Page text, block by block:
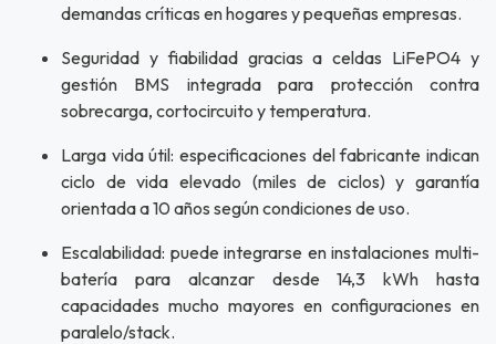
demandas críticas en hogares y pequeñas empresas.
Seguridad y fiabilidad gracias a celdas LiFePO4 y
gestión BMS integrada para protección contra
sobrecarga, cortocircuito y temperatura.
Larga vida útil: especificaciones del fabricante indican
ciclo de vida elevado (miles de ciclos) y garantía
orientada a 10 años según condiciones de uso.
Escalabilidad: puede integrarse en instalaciones multi-
batería para alcanzar desde 14,3 kWh hasta
capacidades mucho mayores en configuraciones en
paralelo/stack.